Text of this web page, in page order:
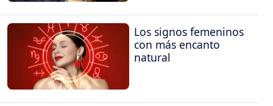
Los signos femeninos
con más encanto
natural